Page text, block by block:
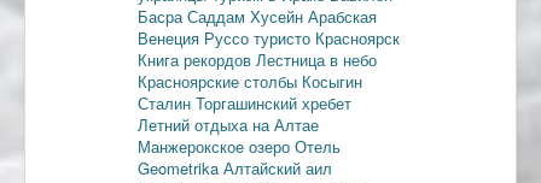
БасраСаддам Хусейн Арабская
Венеция Руссо туристо Красноярск
Книга рекордов Лестница в небо
Красноярские столбы Косыгин
Сталин Торгашинский хребет
Летний отдыха на Алтае
Манжерокское озеро Отель
Geometrika Алтайский аил